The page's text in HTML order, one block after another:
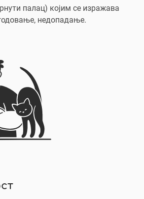
палац) којим се изражава
недопадање.